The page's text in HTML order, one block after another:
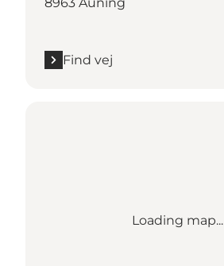
Find vej
Loading map...